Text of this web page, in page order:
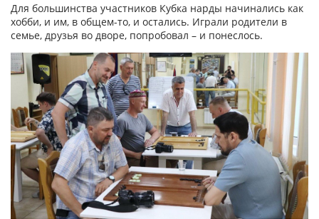
Для большинства участников Кубка нарды начинались как
хобби, и им, в общем-то, и остались. Играли родители в
семье, друзья во дворе, попробовал – и понеслось.